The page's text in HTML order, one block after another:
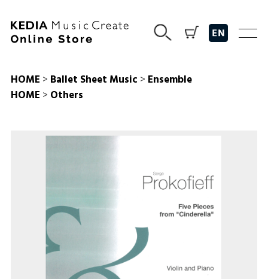
HOME > Ballet Sheet Music > Ensemble
HOME > Others